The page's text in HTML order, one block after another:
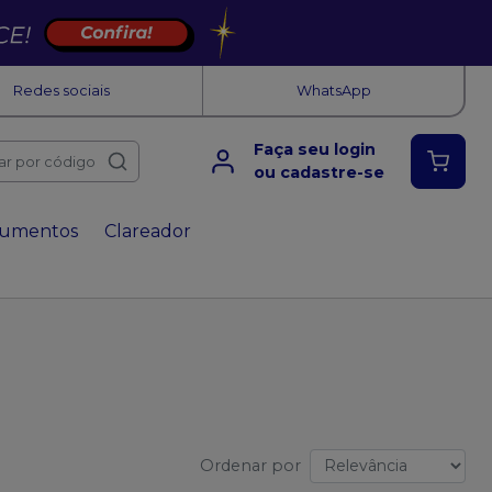
Redes sociais WhatsApp
por código
Faça seu login
ou cadastre-se
Clareador
Ordenar por